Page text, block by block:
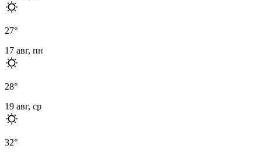
27°
17 авг, пн
28°
19 авг, ср
32°